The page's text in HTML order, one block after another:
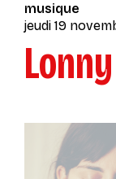
musique
jeudi 19
Lonny